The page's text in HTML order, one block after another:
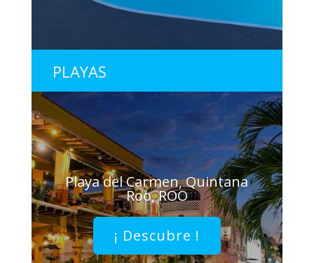
PLAYAS
Playa del Carmen, Quintana
Roo, ROO
¡ Descubre !